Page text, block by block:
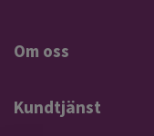
Om oss
Kundtjänst